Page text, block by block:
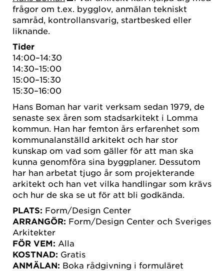
frågor om t.ex. bygglov, anmälan tekniskt
samråd, kontrollansvarig, startbesked eller
liknande.
Tider
14:00–14:30
14:30–15:00
15:00–15:30
15:30–16:00
Hans Boman har varit verksam sedan 1979, de
senaste sex åren som stadsarkitekt i Lomma
kommun. Han har femton års erfarenhet som
kommunalanställd arkitekt och har stor
kunskap om vad som gäller för att man ska
kunna genomföra sina byggplaner. Dessutom
har han arbetat tjugo år som projekterande
arkitekt och han vet vilka handlingar som krävs
och hur de ska se ut för att bli godkända.
PLATS: Form/Design Center
ARRANGÖR: Form/Design Center och Sveriges
Arkitekter
FÖR VEM: Alla
KOSTNAD: Gratis
ANMÄLAN: Boka rådgivning i formuläret